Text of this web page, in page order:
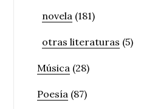
novela (181)
otras literaturas (5)
Música (28)
Poesía (87)